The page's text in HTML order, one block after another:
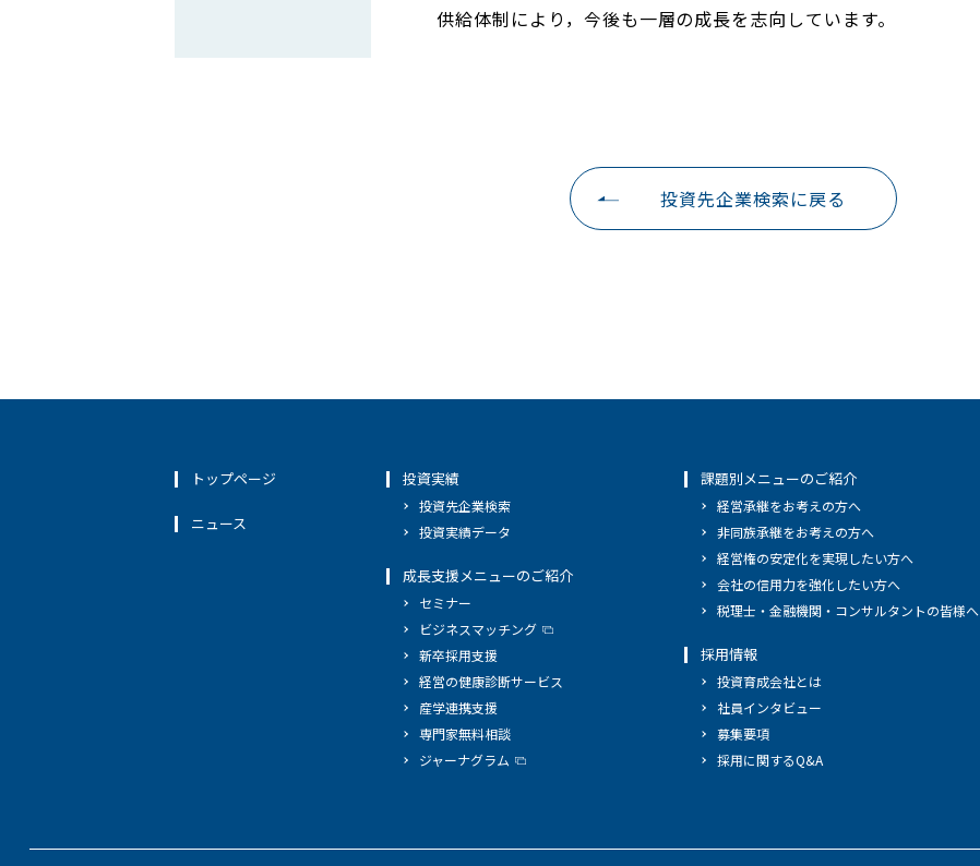
供給体制により，今後も一層の成長を志向しています。
投資先企業検索に戻る
トップページ
ニュース
投資実績
投資先企業検索
投資実績データ
成長支援メニューのご紹介
セミナー
ビジネスマッチング
新卒採用支援
経営の健康診断サービス
産学連携支援
専門家無料相談
ジャーナグラム
課題別メニューのご紹介
経営承継をお考えの方へ
非同族承継をお考えの方へ
経営権の安定化を実現したい方へ
会社の信用力を強化したい方へ
税理士・金融機関・コンサルタントの皆様へ
採用情報
投資育成会社とは
社員インタビュー
募集要項
採用に関するQ&A